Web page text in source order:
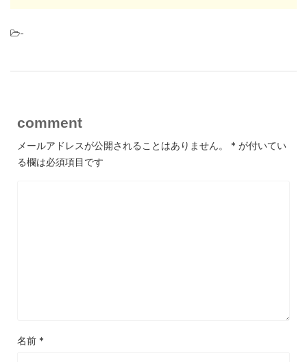
-
comment
メールアドレスが公開されることはありません。 * が付いてい
る欄は必須項目です
名前 *